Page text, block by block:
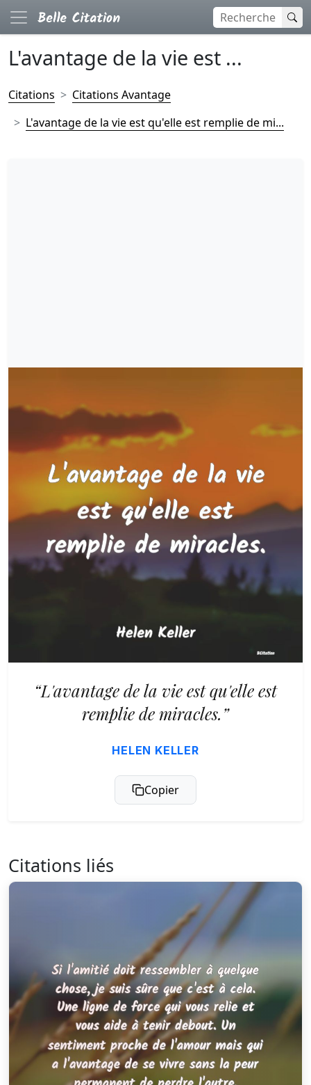
L'avantage de la vie est ...
Citations
Citations Avantage
L'avantage de la vie est qu'elle est remplie de mi...
“L'avantage de la vie est qu'elle est
remplie de miracles.”
HELEN KELLER
Copier
Citations liés